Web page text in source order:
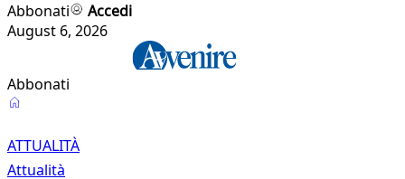
Abbonati
Accedi
August 6, 2026
Abbonati
Attualità
ATTUALITÀ
Attualità